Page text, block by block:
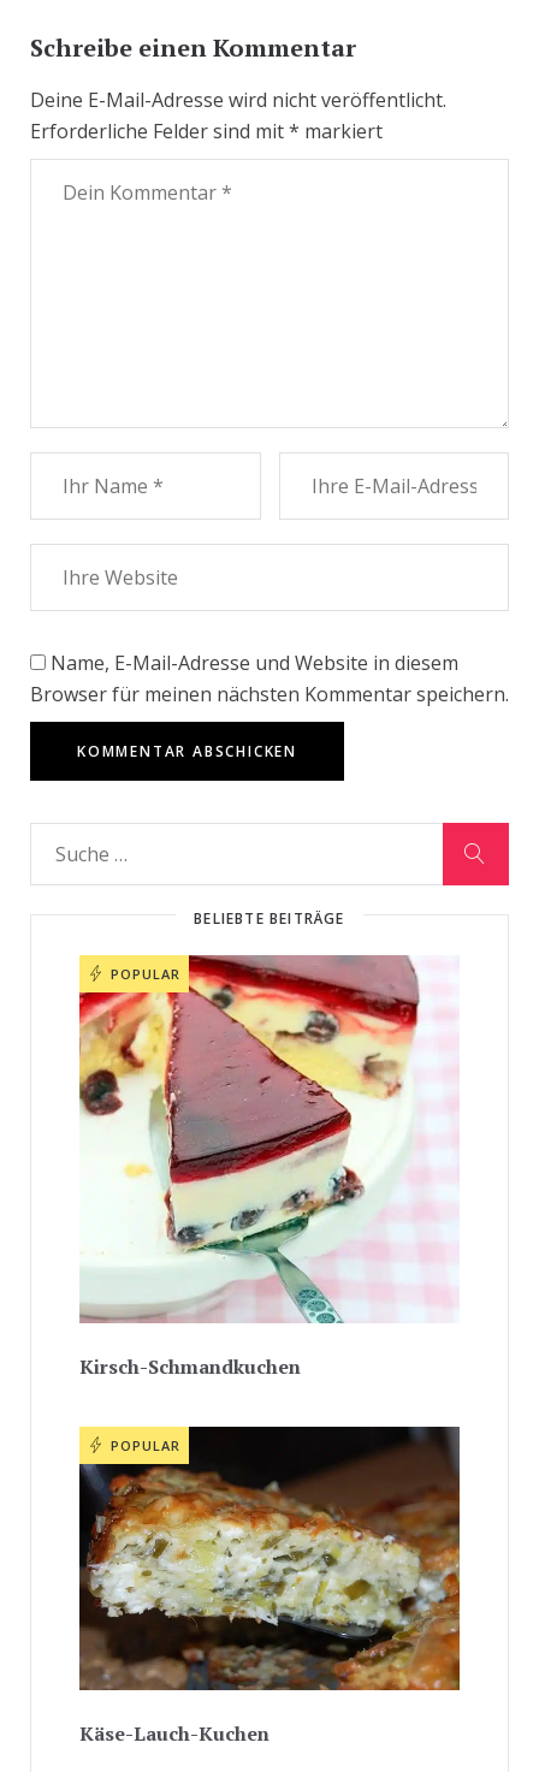
Schreibe einen Kommentar
Deine E-Mail-Adresse wird nicht veröffentlicht.
Erforderliche Felder sind mit* markiert
Name, E-Mail-Adresse und Website in diesem
Browser für meinen nächsten Kommentar speichern.
BELIEBTE BEITRÄGE
POPULAR
Kirsch-Schmandkuchen
POPULAR
Käse-Lauch-Kuchen